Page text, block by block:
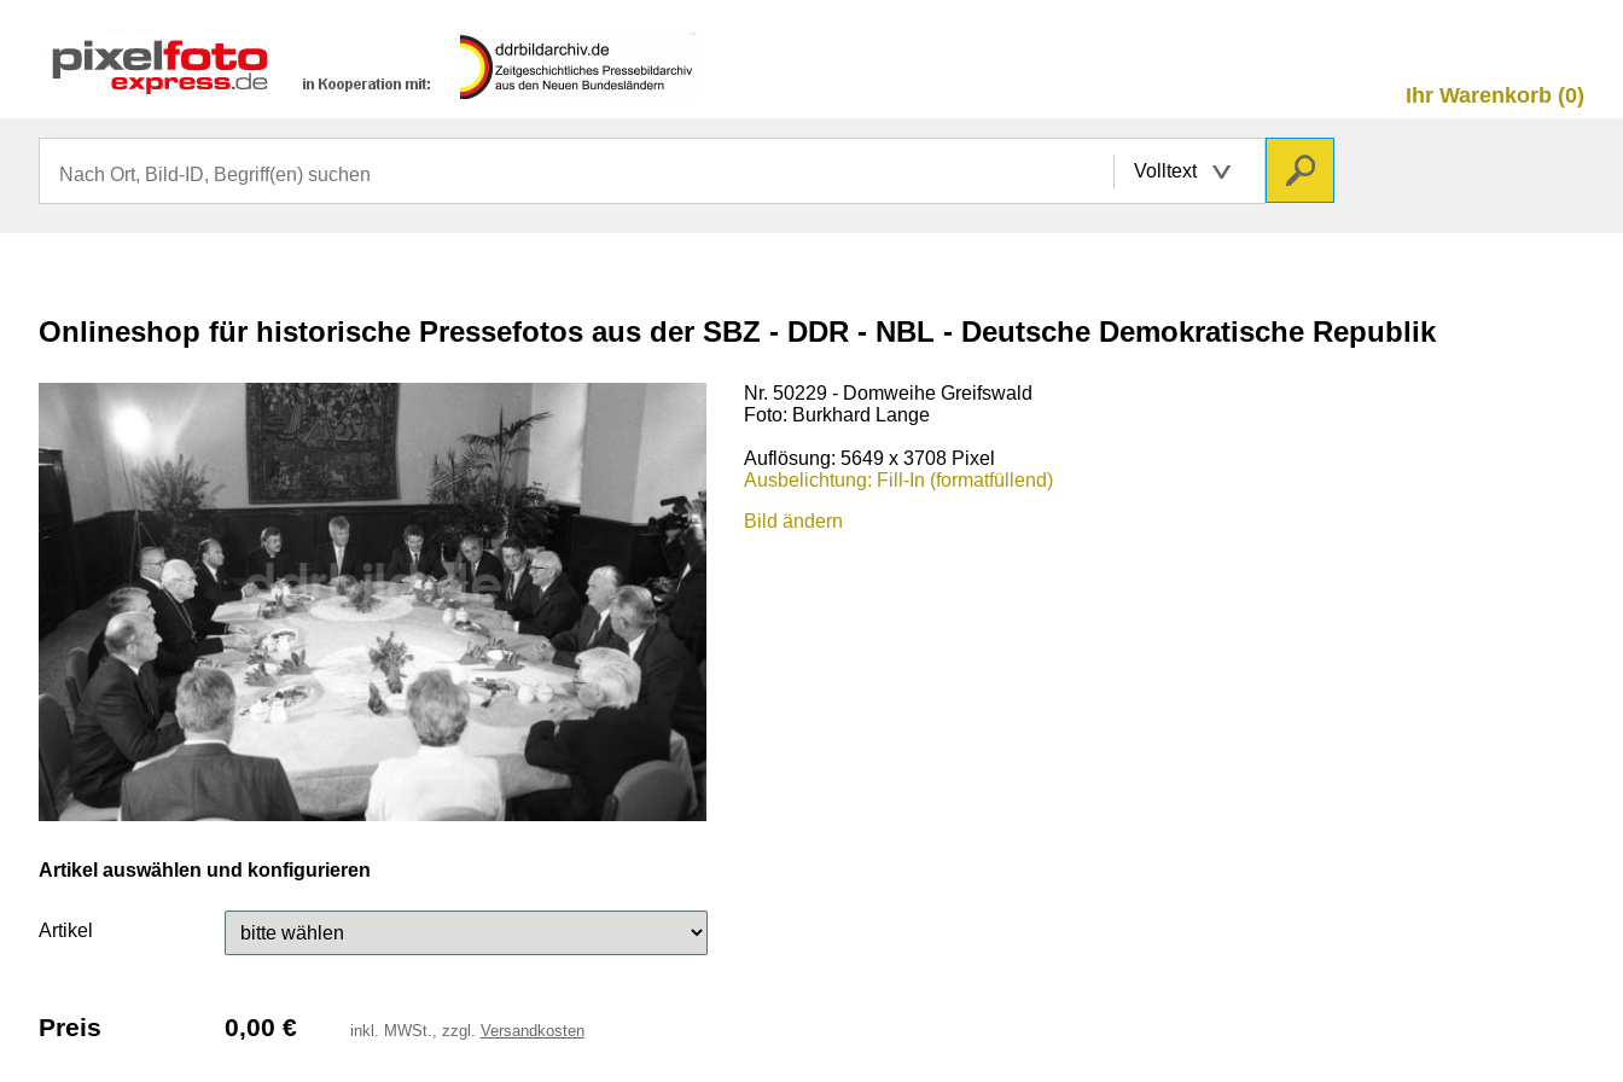
Ihr Warenkorb (0)
Volltext
Onlineshop für historische Pressefotos aus der SBZ - DDR - NBL - Deutsche Demokratische Republik
Nr. 50229 - Domweihe Greifswald
Foto: Burkhard Lange
Auflösung: 5649 x 3708 Pixel
Ausbelichtung: Fill-In (formatfüllend)
Bild ändern
Artikel auswählen und konfigurieren
Artikel
Preis 0,00 € inkl. MWSt., zzgl. Versandkosten